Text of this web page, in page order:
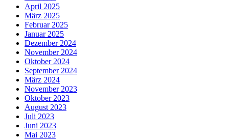
April 2025
März 2025
Februar 2025
Januar 2025
Dezember 2024
November 2024
Oktober 2024
September 2024
März 2024
November 2023
Oktober 2023
August 2023
Juli 2023
Juni 2023
Mai 2023